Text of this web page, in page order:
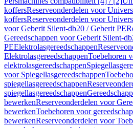
koffersReserveonderdelen voor
koffersReserveonderdelen voor
voor Geberit Silent-db20 / Geberit PE
Gereedschappen voor Geberit Silent-
PEElektrolasgereedschappen
ElektrolasgereedschappenToebehoren
elektrolasgereedschappen
voor Spiegellasgereedschappen
spiegellasgereedschappen
spiegellasgereedschappen
bewerkenReserveonderdelen voor
bewerkenToebehoren voor
bewerkenReserveonderdelen voor